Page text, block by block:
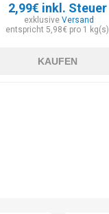
2,99€ inkl. Steuer
exklusiveVersand
entspricht 5,98€ pro 1 kg(s)
KAUFEN